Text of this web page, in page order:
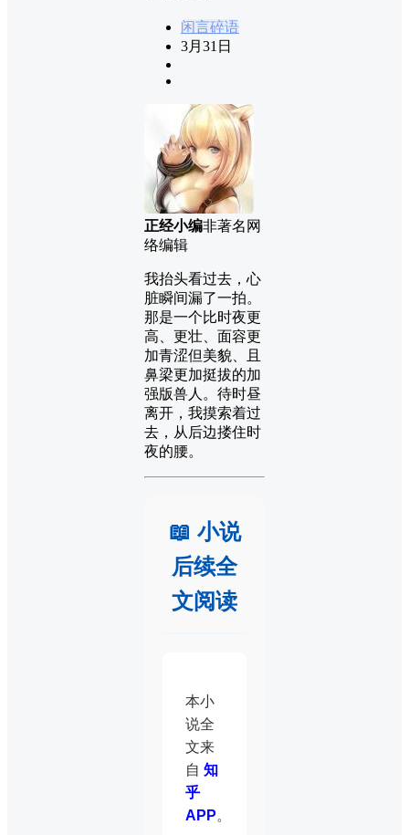
闲言碎语
3月31日
正经小编非著名网
络编辑
我抬头看过去，心
脏瞬间漏了一拍。
那是一个比时夜更
高、更壮、面容更
加青涩但美貌、且
鼻梁更加挺拔的加
强版兽人。待时昼
离开，我摸索着过
去，从后边搂住时
夜的腰。
📖 小说
后续全
文阅读
本小
说全
文来
自 知
乎
APP。